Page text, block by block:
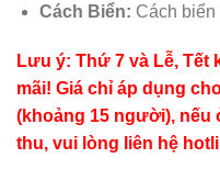
Cách Biển: Cách biển
Lưu ý: Thứ 7 và Lễ, Tết
mãi! Giá chỉ áp dụng
(khoảng 15 người),
thu, vui lòng liên hệ